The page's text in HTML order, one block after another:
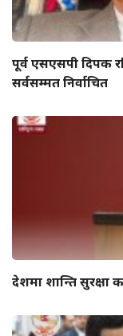
पूर्व एसएसपी दिपक
सर्वसम्मत निर्वाचित
देशमा शान्ति सुरक्षा